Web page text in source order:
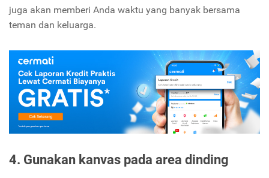
juga akan memberi Anda waktu yang banyak bersama
teman dan keluarga.
4. Gunakan kanvas pada area dinding